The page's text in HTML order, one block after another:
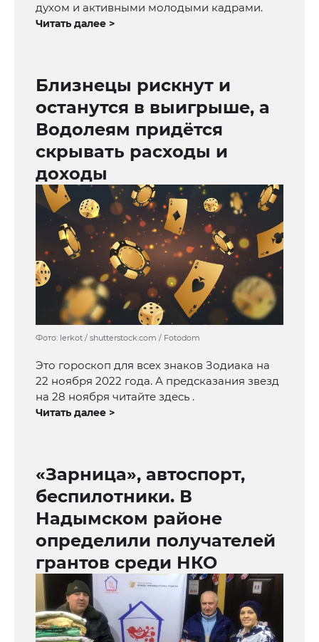
духом и активными молодыми кадрами.
Читать далее >
Близнецы рискнут и
останутся в выигрыше, а
Водолеям придётся
скрывать расходы и
доходы
Фото: lerkot / shutterstock.com / Fotodom
Это гороскоп для всех знаков Зодиака на
22 ноября 2022 года. А предсказания звезд
на 28 ноября читайте здесь .
Читать далее >
«Зарница», автоспорт,
беспилотники. В
Надымском районе
определили получателей
грантов среди НКО